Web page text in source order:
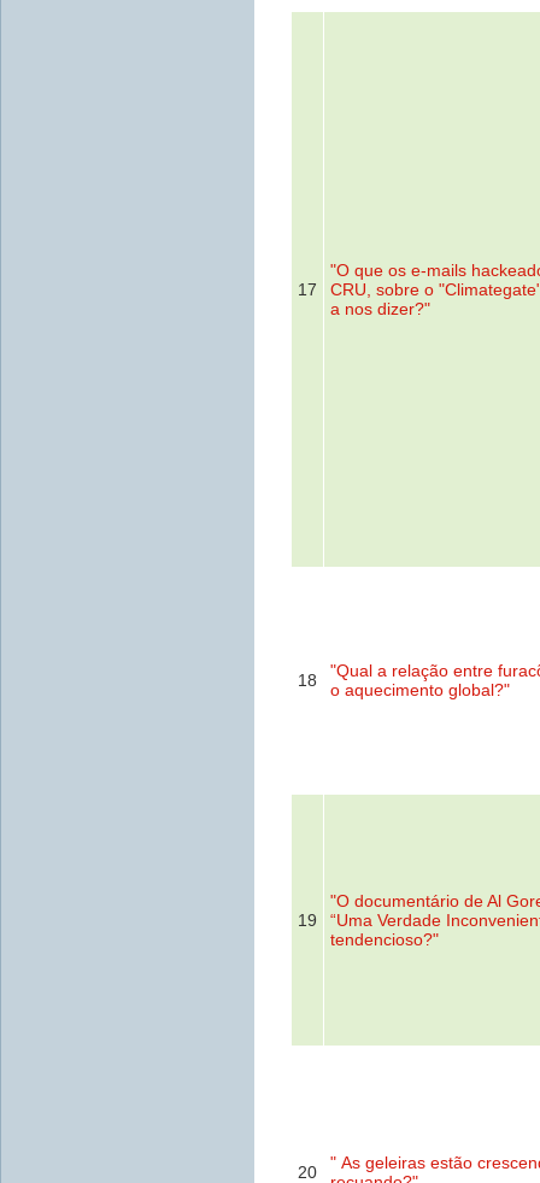
17
"O que os e-mails
CRU, sobre o
a nos dizer?"
18
"Qual a relação entre
o aquecimento global?"
19
"O documentário de Al
“Uma Verdade
tendencioso?"
20
" As geleiras estão